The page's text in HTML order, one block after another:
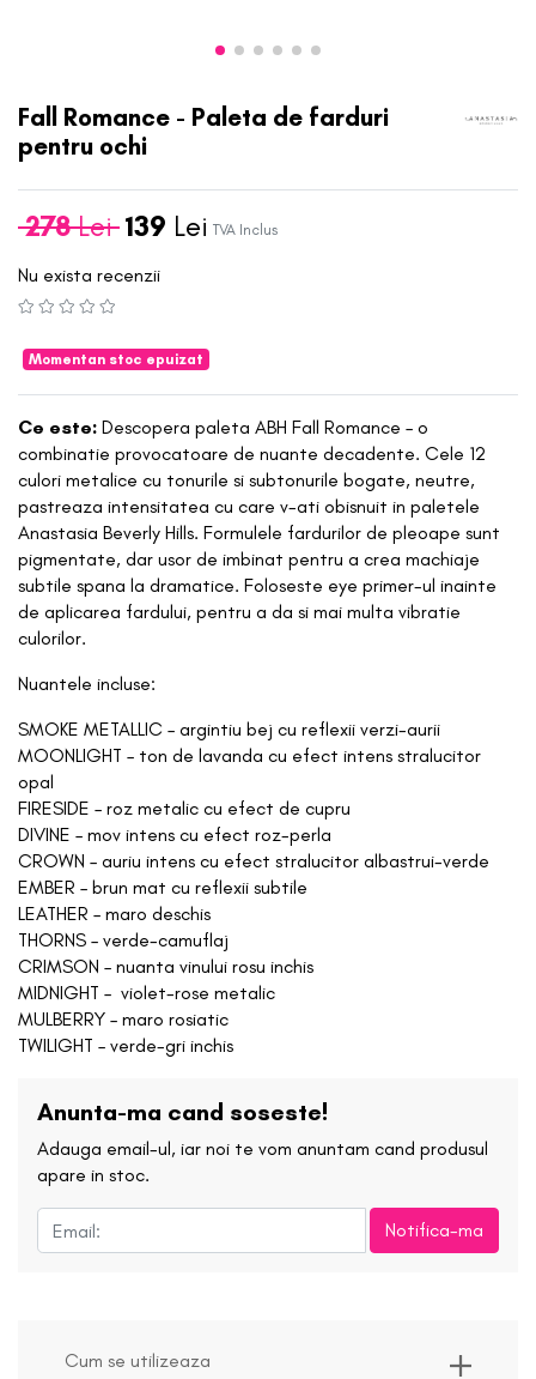
Fall Romance - Paleta de farduri
pentru ochi
278Lei 139 Lei TVA Inclus
Nu exista recenzii
Momentan stoc epuizat
Ce este: Descopera paleta ABH Fall Romance – o
combinatie provocatoare de nuante decadente. Cele 12
culori metalice cu tonurile si subtonurile bogate, neutre,
pastreaza intensitatea cu care v-ati obisnuit in paletele
Anastasia Beverly Hills. Formulele fardurilor de pleoape sunt
pigmentate, dar usor de imbinat pentru a crea machiaje
subtile spana la dramatice. Foloseste eye primer-ul inainte
de aplicarea fardului, pentru a da si mai multa vibratie
culorilor.
Nuantele incluse:
SMOKE METALLIC – argintiu bej cu reflexii verzi-aurii
MOONLIGHT – ton de lavanda cu efect intens stralucitor
opal
FIRESIDE – roz metalic cu efect de cupru
DIVINE – mov intens cu efect roz-perla
CROWN – auriu intens cu efect stralucitor albastrui-verde
EMBER – brun mat cu reflexii subtile
LEATHER – maro deschis
THORNS – verde-camuflaj
CRIMSON – nuanta vinului rosu inchis
MIDNIGHT – violet-rose metalic
MULBERRY – maro rosiatic
TWILIGHT – verde-gri inchis
Anunta-ma cand soseste!
Adauga email-ul, iar noi te vom anuntam cand produsul
apare in stoc.
Notifica-ma
Cum se utilizeaza